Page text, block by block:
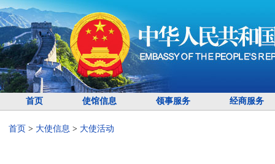
首页 使馆信息 领事服务 经商服务
首页 > 大使信息 > 大使活动